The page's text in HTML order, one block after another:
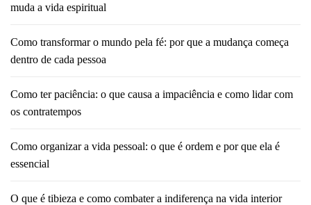
muda a vida espiritual
Como transformar o mundo pela fé: por que a mudança começa
dentro de cada pessoa
Como ter paciência: o que causa a impaciência e como lidar com
os contratempos
Como organizar a vida pessoal: o que é ordem e por que ela é
essencial
O que é tibieza e como combater a indiferença na vida interior